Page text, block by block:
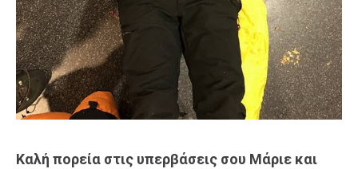
Καλή πορεία στις υπερβάσεις σου Μάριε και